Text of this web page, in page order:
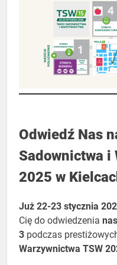
Odwiedź Nas
Sadownictwa i
2025 w
Już 22-23 stycznia
Cię do odwiedzenia
3 podczas
Warzywnictwa TSW